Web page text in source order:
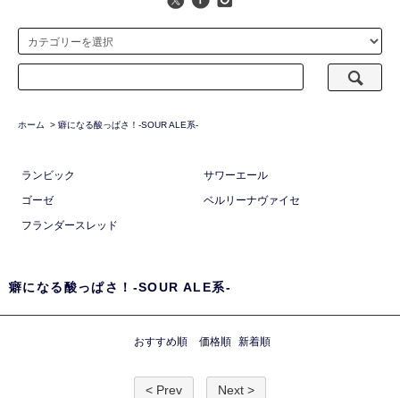
ホーム > 癖になる酸っぱさ！-SOUR ALE系-
ランビック
サワーエール
ゴーゼ
ベルリーナヴァイセ
フランダースレッド
癖になる酸っぱさ！-SOUR ALE系-
おすすめ順 価格順 新着順
< Prev Next >